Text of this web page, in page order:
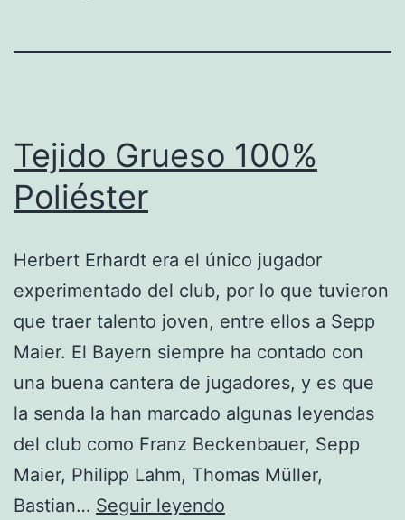
Tejido Grueso 100%
Poliéster
Herbert Erhardt era el único jugador
experimentado del club, por lo que tuvieron
que traer talento joven, entre ellos a Sepp
Maier. El Bayern siempre ha contado con
una buena cantera de jugadores, y es que
la senda la han marcado algunas leyendas
del club como Franz Beckenbauer, Sepp
Maier, Philipp Lahm, Thomas Müller,
Bastian… Seguir leyendo